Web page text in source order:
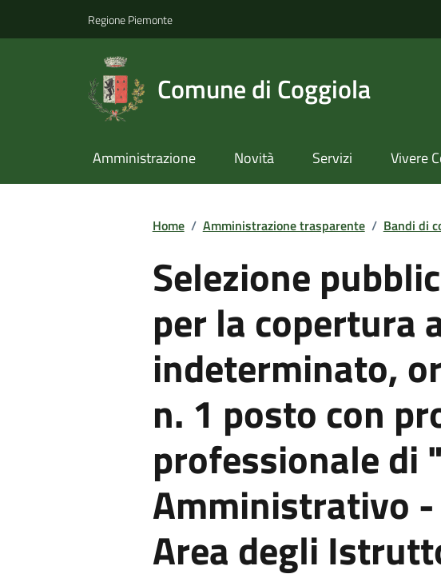
Regione Piemonte
Comune di Coggiola
Amministrazione Novità Servizi Vivere
Home / Amministrazione trasparente / Bandi di
Selezione
per la copertura
indeterminato,
n. 1 posto con
professionale
Amministrativo
Area degli